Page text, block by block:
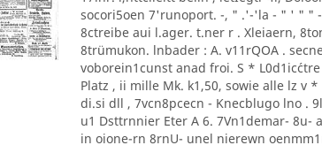
socori5oen 7'runoport. -, " .'-'la - " ' " "
8ctreibe aui l.ager. t.ner r . Xleiaern,
8trümukon. lnbader : A. v11rQOA .
voborein1cunst anad froi. S *
Platz , ii mille Mk. k1,50, sowie alle lz v
di.si dll , 7vcn8pcecn - Knecblugo lno .
u1 Dsttrnnier Eter A 6. 7Vn1demar-
in oione-rn 8rnU- unel nierewn